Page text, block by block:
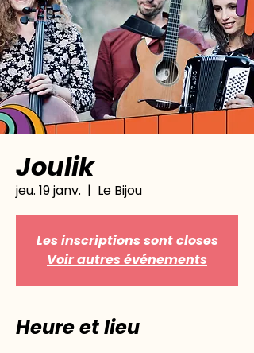
Joulik
jeu. 19 janv.
  |
Le Bijou
Les inscriptions sont closes
Voir autres événements
Heure et lieu